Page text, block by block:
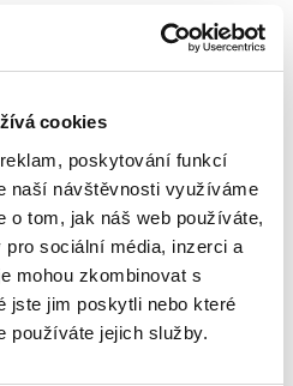
cookies
poskytování funkcí
naší návštěvnosti využíváme
o tom, jak náš web používáte,
sociální média, inzerci a
mohou zkombinovat s
jste jim poskytli nebo které
používáte jejich služby.
nicht
der Menstruation,
bei Kälteallergie,
Diabetes, Erkältung oder
Dermatitis in der Region,
durchgeführt werden.
geht auch der
voraus, in dem wir den